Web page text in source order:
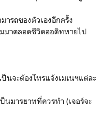
รถของตัวเองอีกครั้ง
มาตลอดชีวิตออดิทหายไป
จะต้องโทรแจ้งเมเนฯแต่ละ
นมารยาทที่ควรทำ (เจอร์จะ